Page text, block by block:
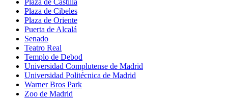
Plaza de Castilla
Plaza de Cibeles
Plaza de Oriente
Puerta de Alcalá
Senado
Teatro Real
Templo de Debod
Universidad Complutense de Madrid
Universidad Politécnica de Madrid
Warner Bros Park
Zoo de Madrid